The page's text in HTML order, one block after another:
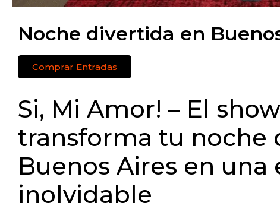
Noche divertida en
Comprar Entradas
Si, Mi Amor! – El
transforma tu noche
Buenos Aires en una
inolvidable